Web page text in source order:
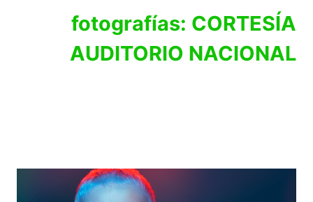
fotografías: CORTESÍA
AUDITORIO NACIONAL